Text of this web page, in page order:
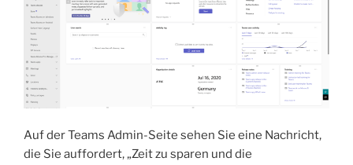
Auf der Teams Admin-Seite sehen Sie eine Nachricht,
die Sie auffordert, „Zeit zu sparen und die